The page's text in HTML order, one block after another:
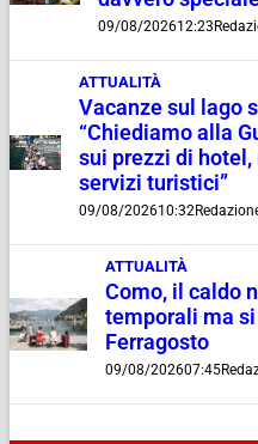
09/08/202612:23
ATTUALITÀ
Vacanze sul lago
“Chiediamo alla
sui prezzi di
servizi turistici”
09/08/202610:32
ATTUALITÀ
Como, il caldo
temporali ma
Ferragosto
09/08/202607:45